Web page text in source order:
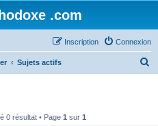
.com
Connexion
Inscription
Sujets actifs
0 résultat • Page 1 sur 1